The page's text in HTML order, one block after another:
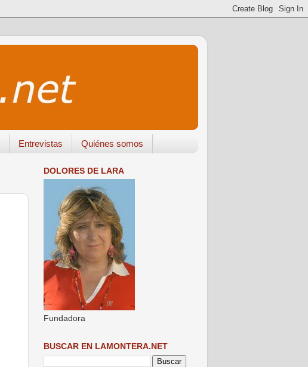
Entrevistas Quiénes somos
DOLORES DE LARA
Fundadora
BUSCAR EN LAMONTERA.NET